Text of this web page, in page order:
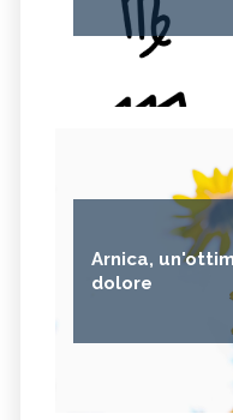
Arnica,
dolore